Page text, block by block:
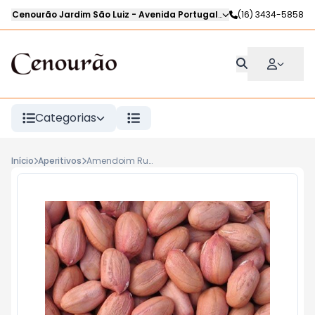
Cenourão Jardim São Luiz - Avenida Portugal, Ribeirão Preto-SP
(16) 3434-5858
Categorias
Início Aperitivos Amendoim Runner Cru com Pele 500g